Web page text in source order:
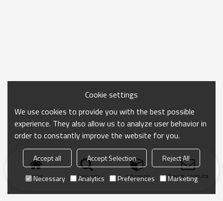
Inicio búsqueda categoría Enviar consulta
Cookie settings
We use cookies to provide you with the best possible
experience. They also allow us to analyze user behavior in
order to constantly improve the website for you.
Accept all Accept Selection
Reject All
Necessary
Analytics Preferences Marketing